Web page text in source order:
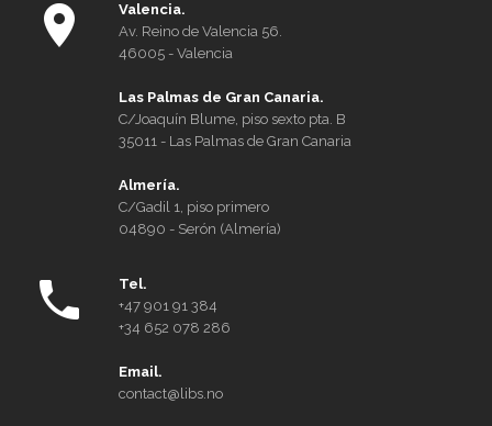
i
Spania
Valencia.
Av. Reino de Valencia 56.
46005 - Valencia
Las Palmas de Gran Canaria.
C/Joaquín Blume, piso sexto pta. B
35011 - Las Palmas de Gran Canaria
Almería.
C/Gadil 1, piso primero
04890 - Serón (Almería)
Tel.
+47 901 91 384
+34 652 078 286
Email.
contact@libs.no